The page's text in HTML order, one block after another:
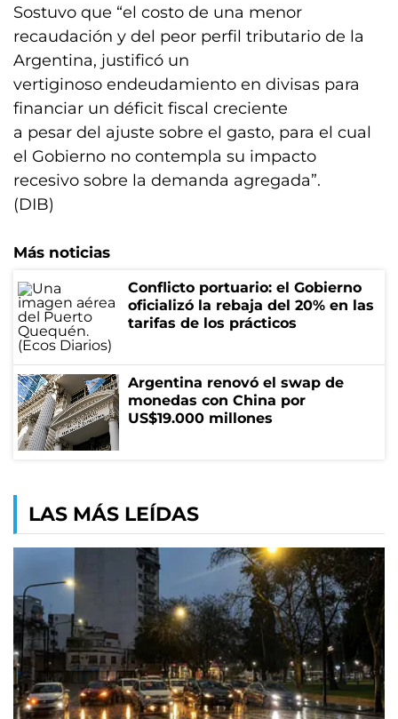
Sostuvo que “el costo de una menor
recaudación y del peor perfil tributario de la
Argentina, justificó un
vertiginoso endeudamiento en divisas para
financiar un déficit fiscal creciente
a pesar del ajuste sobre el gasto, para el cual
el Gobierno no contempla su impacto
recesivo sobre la demanda agregada”.
(DIB)
Más noticias
Conflicto portuario: el Gobierno
oficializó la rebaja del 20% en las
tarifas de los prácticos
Argentina renovó el swap de
monedas con China por
US$19.000 millones
LAS MÁS LEÍDAS